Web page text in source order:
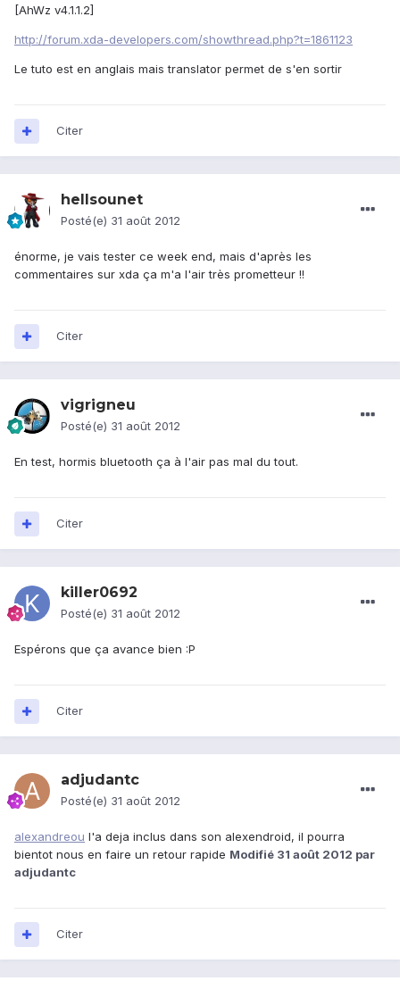
[AhWz v4.1.1.2]
http://forum.xda-developers.com/showthread.php?t=1861123
Le tuto est en anglais mais translator permet de s'en sortir
Citer
hellsounet
Posté(e) 31 août 2012
énorme, je vais tester ce week end, mais d'après les
commentaires sur xda ça m'a l'air très prometteur !!
Citer
vigrigneu
Posté(e) 31 août 2012
En test, hormis bluetooth ça à l'air pas mal du tout.
Citer
killer0692
Posté(e) 31 août 2012
Espérons que ça avance bien :P
Citer
adjudantc
Posté(e) 31 août 2012
alexandreou l'a deja inclus dans son alexendroid, il pourra
bientot nous en faire un retour rapide Modifié 31 août 2012 par
adjudantc
Citer